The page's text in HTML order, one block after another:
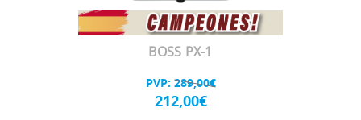
BOSS PX-1
PVP: 289,00€
212,00€